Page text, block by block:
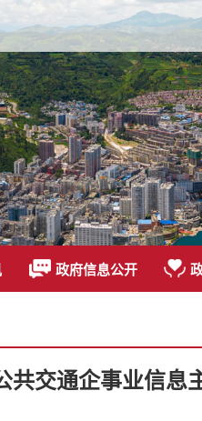
政府信息公开
共交通企事业信息